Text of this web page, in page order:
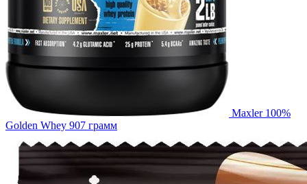
Maxler 100%
Golden Whey 907 грамм